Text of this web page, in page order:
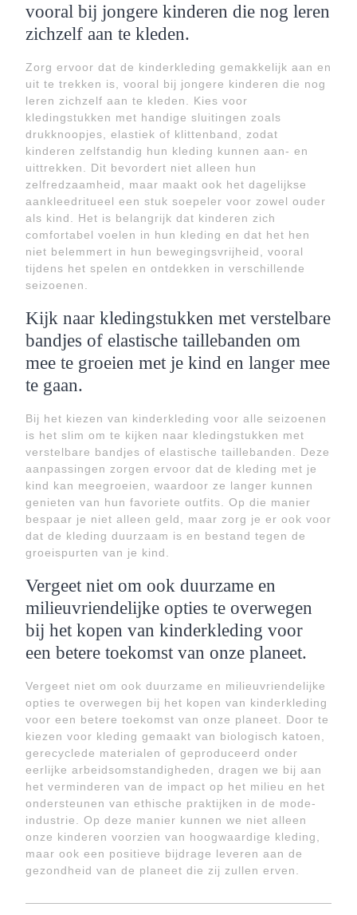
vooral bij jongere kinderen die nog leren
zichzelf aan te kleden.
Zorg ervoor dat de kinderkleding gemakkelijk aan en
uit te trekken is, vooral bij jongere kinderen die nog
leren zichzelf aan te kleden. Kies voor
kledingstukken met handige sluitingen zoals
drukknoopjes, elastiek of klittenband, zodat
kinderen zelfstandig hun kleding kunnen aan- en
uittrekken. Dit bevordert niet alleen hun
zelfredzaamheid, maar maakt ook het dagelijkse
aankleedritueel een stuk soepeler voor zowel ouder
als kind. Het is belangrijk dat kinderen zich
comfortabel voelen in hun kleding en dat het hen
niet belemmert in hun bewegingsvrijheid, vooral
tijdens het spelen en ontdekken in verschillende
seizoenen.
Kijk naar kledingstukken met verstelbare
bandjes of elastische taillebanden om
mee te groeien met je kind en langer mee
te gaan.
Bij het kiezen van kinderkleding voor alle seizoenen
is het slim om te kijken naar kledingstukken met
verstelbare bandjes of elastische taillebanden. Deze
aanpassingen zorgen ervoor dat de kleding met je
kind kan meegroeien, waardoor ze langer kunnen
genieten van hun favoriete outfits. Op die manier
bespaar je niet alleen geld, maar zorg je er ook voor
dat de kleding duurzaam is en bestand tegen de
groeispurten van je kind.
Vergeet niet om ook duurzame en
milieuvriendelijke opties te overwegen
bij het kopen van kinderkleding voor
een betere toekomst van onze planeet.
Vergeet niet om ook duurzame en milieuvriendelijke
opties te overwegen bij het kopen van kinderkleding
voor een betere toekomst van onze planeet. Door te
kiezen voor kleding gemaakt van biologisch katoen,
gerecyclede materialen of geproduceerd onder
eerlijke arbeidsomstandigheden, dragen we bij aan
het verminderen van de impact op het milieu en het
ondersteunen van ethische praktijken in de mode-
industrie. Op deze manier kunnen we niet alleen
onze kinderen voorzien van hoogwaardige kleding,
maar ook een positieve bijdrage leveren aan de
gezondheid van de planeet die zij zullen erven.